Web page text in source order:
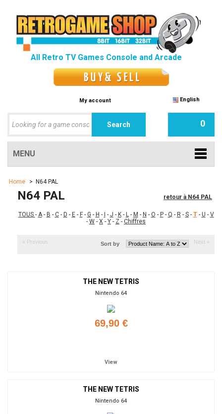
All Retro TV Games Console and Arcade
My account English
0
MENU
Home > N64 PAL
retour à N64 PAL
N64 PAL
TOUS - A- B - C- D - E- F- G - H - - J - K- L- M - N - O - P- Q - R - S- T- U - V
- W - X - Y - Z - Chiffres
« Previous Next »
Sort by
THE NEW TETRIS
Nintendo 64
69,90 €
View
THE NEW TETRIS
Nintendo 64